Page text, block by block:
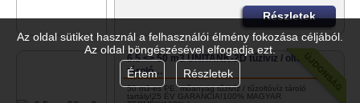
Az oldal sütiket használ a felhasználói élmény fokozása céljából.
Az oldal böngészésével elfogadja ezt.
Értem
Részletek
Részletek
6.5 <> 50 m3 UNITANK-2D tűzivíz / oltóvíz
tároló…
50 m3-es PE. műanyag tűzivíz / tűzoltóvíz tároló
tartály!25 ÉV GARANCIA!100% MAGYAR